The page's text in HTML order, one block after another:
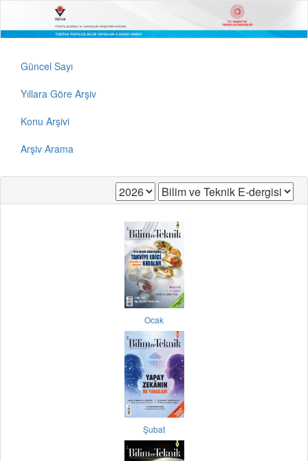
Güncel Sayı
Yıllara Göre Arşiv
Konu Arşivi
Arşiv Arama
Ocak
Şubat